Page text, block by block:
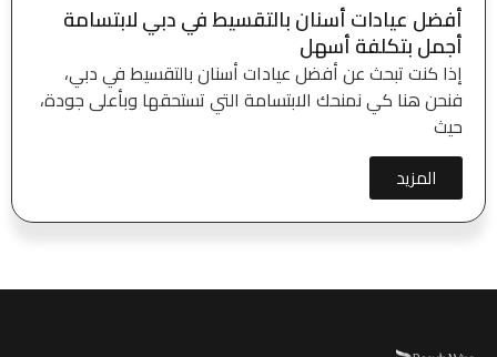
أفضل عيادات أسنان بالتقسيط في دبي لابتسامة
أجمل بتكلفة أسهل
إذا كنت تبحث عن أفضل عيادات أسنان بالتقسيط في دبي،
فنحن هنا كي نمنحك الابتسامة التي تستحقها وبأعلى جودة،
حيث
المزيد